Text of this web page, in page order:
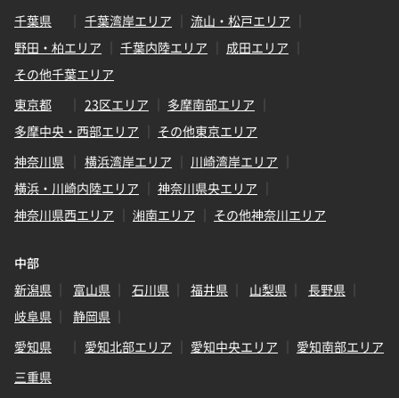
千葉県
千葉湾岸エリア
流山・松戸エリア
野田・柏エリア
千葉内陸エリア
成田エリア
その他千葉エリア
東京都
23区エリア
多摩南部エリア
多摩中央・西部エリア
その他東京エリア
神奈川県
横浜湾岸エリア
川崎湾岸エリア
横浜・川崎内陸エリア
神奈川県央エリア
神奈川県西エリア
湘南エリア その他神奈川エリア
中部
新潟県
富山県 石川県 福井県 山梨県
長野県
岐阜県
静岡県
愛知県
愛知北部エリア 愛知中央エリア
愛知南部エリア
三重県